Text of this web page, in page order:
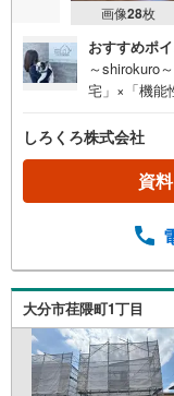
画像28枚
おすすめポ
～shirokuro
宅」×「機能
も随時受付
ト新築建売
2,690万円
安のある方
しろくろ株式会社
資
大分市荏隈町1丁目